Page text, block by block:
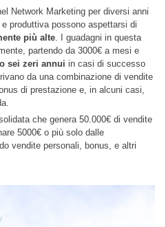
Network Marketing per diversi anni
produttiva possono aspettarsi di
più alte . I guadagni in questa
partendo da 3000€ a mesi e
sei zeri annui in casi di successo
da una combinazione di vendite
di prestazione e, in alcuni casi,
che genera 50.000€ di vendite
5000€ o più solo dalle
vendite personali, bonus, e altri